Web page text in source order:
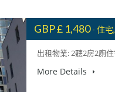
GBP £ 1,480- 住宅
出租物業: 2聽2房2廁
More Details